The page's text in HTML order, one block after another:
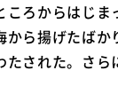
ろからはじ
から揚げたば
たされた。さ